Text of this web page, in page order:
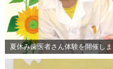
夏休み歯医者さん体験を開催しま